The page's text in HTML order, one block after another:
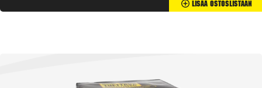
Lisää Ostoslistaan